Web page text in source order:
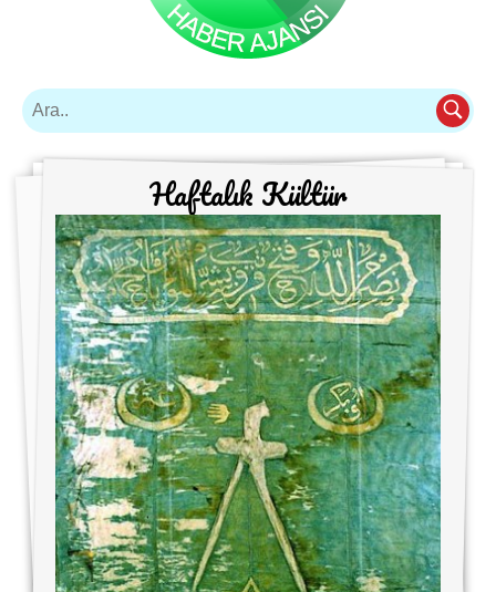
Haftalık Kültür